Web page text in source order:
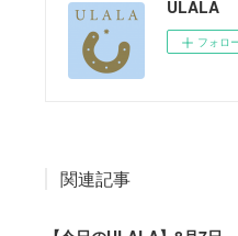
ULALA
フォロ
関連記事